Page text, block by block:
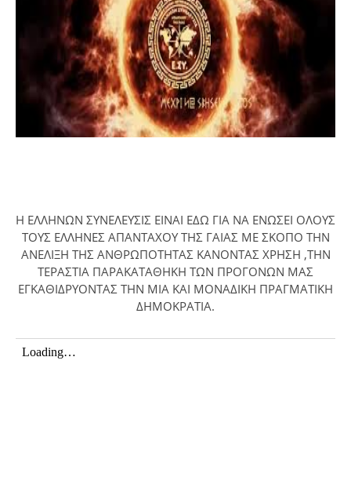
Η ΕΛΛΗΝΩΝ ΣΥΝΕΛΕΥΣΙΣ ΕΙΝΑΙ ΕΔΩ ΓΙΑ ΝΑ ΕΝΩΣΕΙ ΟΛΟΥΣ
ΤΟΥΣ ΕΛΛΗΝΕΣ ΑΠΑΝΤΑΧΟΥ ΤΗΣ ΓΑΙΑΣ ΜΕ ΣΚΟΠΟ ΤΗΝ
ΑΝΕΛΙΞΗ ΤΗΣ ΑΝΘΡΩΠΟΤΗΤΑΣ ΚΑΝΟΝΤΑΣ ΧΡΗΣΗ ,ΤΗΝ
ΤΕΡΑΣΤΙΑ ΠΑΡΑΚΑΤΑΘΗΚΗ ΤΩΝ ΠΡΟΓΟΝΩΝ ΜΑΣ
ΕΓΚΑΘΙΔΡΥΟΝΤΑΣ ΤΗΝ ΜΙΑ ΚΑΙ ΜΟΝΑΔΙΚΗ ΠΡΑΓΜΑΤΙΚΗ
ΔΗΜΟΚΡΑΤΙΑ.